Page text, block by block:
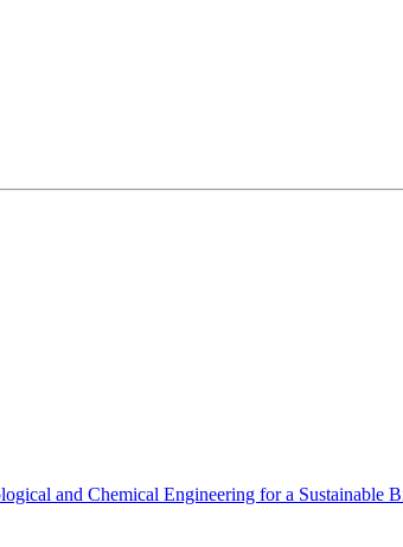
and Chemical Engineering for a Sustainable